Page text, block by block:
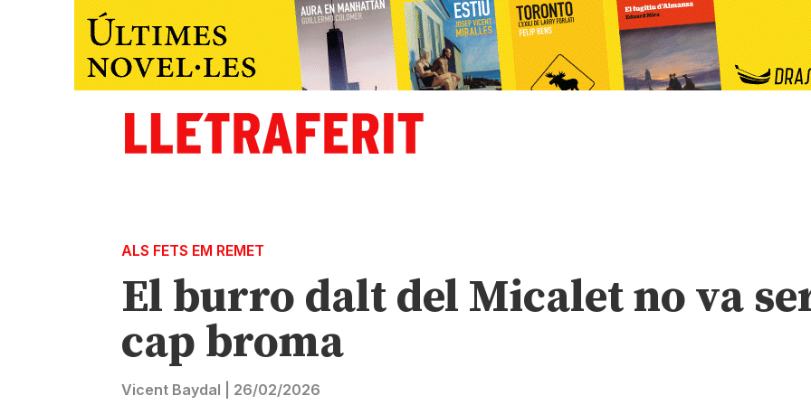
ALS FETS EM REMET
El burro dalt del Micalet no va
cap broma
Vicent Baydal 26/02/2026